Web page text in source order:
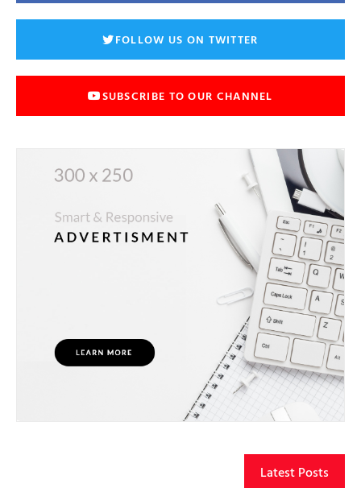
FOLLOW US ON TWITTER
SUBSCRIBE TO OUR CHANNEL
Latest Posts